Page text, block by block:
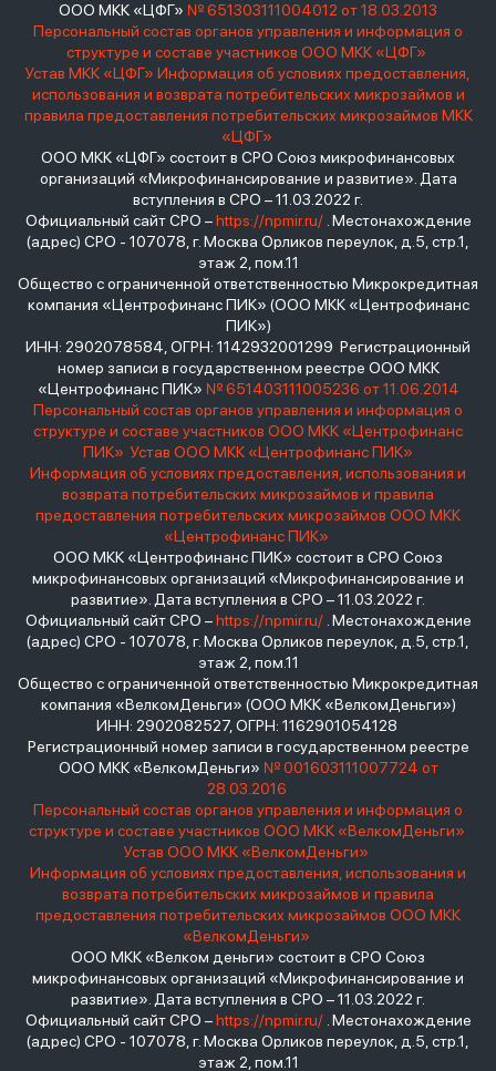
ООО МКК «ЦФГ» № 651303111004012 от 18.03.2013
Персональный состав органов управления и информация о
структуре и составе участников ООО МКК «ЦФГ»
Устав МКК «ЦФГ» Информация об условиях предоставления,
использования и возврата потребительских микрозаймов и
правила предоставления потребительских микрозаймов МКК
«ЦФГ»
ООО МКК «ЦФГ» состоит в СРО Союз микрофинансовых
организаций «Микрофинансирование и развитие». Дата
вступления в СРО – 11.03.2022 г.
Официальный сайт СРО –https://npmir.ru/. Местонахождение
(адрес) СРО - 107078, г. Москва Орликов переулок, д.5, стр.1,
этаж 2, пом.11
Общество с ограниченной ответственностью Микрокредитная
компания «Центрофинанс ПИК» (ООО МКК «Центрофинанс
ПИК»)
ИНН: 2902078584, ОГРН: 1142932001299 Регистрационный
номер записи в государственном реестре ООО МКК
«Центрофинанс ПИК» № 651403111005236 от 11.06.2014
Персональный состав органов управления и информация о
структуре и составе участников ООО МКК «Центрофинанс
ПИК» Устав ООО МКК «Центрофинанс ПИК»
Информация об условиях предоставления, использования и
возврата потребительских микрозаймов и правила
предоставления потребительских микрозаймов ООО МКК
«Центрофинанс ПИК»
ООО МКК «Центрофинанс ПИК» состоит в СРО Союз
микрофинансовых организаций «Микрофинансирование и
развитие». Дата вступления в СРО – 11.03.2022 г.
Официальный сайт СРО –https://npmir.ru/. Местонахождение
(адрес) СРО - 107078, г. Москва Орликов переулок, д.5, стр.1,
этаж 2, пом.11
Общество с ограниченной ответственностью Микрокредитная
компания «ВелкомДеньги» (ООО МКК «ВелкомДеньги»)
ИНН: 2902082527, ОГРН: 1162901054128
Регистрационный номер записи в государственном реестре
ООО МКК «ВелкомДеньги» № 001603111007724 от
28.03.2016
Персональный состав органов управления и информация о
структуре и составе участников ООО МКК «ВелкомДеньги»
Устав ООО МКК «ВелкомДеньги»
Информация об условиях предоставления, использования и
возврата потребительских микрозаймов и правила
предоставления потребительских микрозаймов ООО МКК
«ВелкомДеньги»
ООО МКК «Велком деньги» состоит в СРО Союз
микрофинансовых организаций «Микрофинансирование и
развитие». Дата вступления в СРО – 11.03.2022 г.
Официальный сайт СРО –https://npmir.ru/. Местонахождение
(адрес) СРО - 107078, г. Москва Орликов переулок, д.5, стр.1,
этаж 2, пом.11